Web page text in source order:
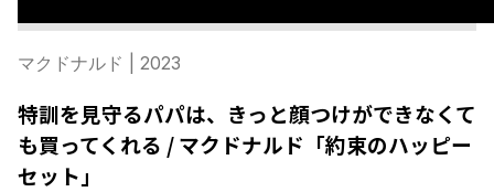
マクドナルド | 2023
特訓を見守るパパは、きっと顔つけができなくて
も買ってくれる / マクドナルド「約束のハッピー
セット」